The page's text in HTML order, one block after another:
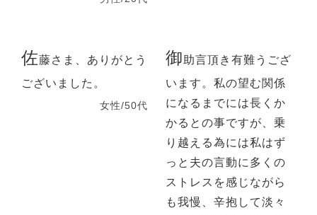
佐藤さま、ありがとう
ございました。
女性/50代
御 助言頂き有難うござ
います。私の望む関係
になるまでには長くか
かるとの事ですが、乗
り越える為には私はず
っと夫の言動に多くの
ストレスを感じながら
も我慢、辛抱して淡々